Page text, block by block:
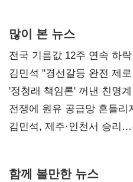
많이 본 뉴스
전국 기름값 12주 연속 하
김민석 "경선갈등 완전 제
사과부터"
'정청래 책임론' 꺼낸 친명
때리기
전쟁에 원유 공급망 흔들
핵심으로 재부상
김민석, 제주·인천서 승리
함께 볼만한 뉴스